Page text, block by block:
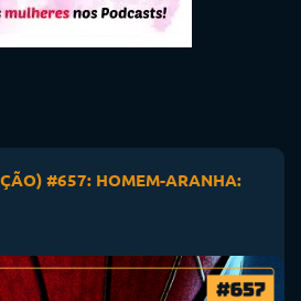
#657: HOMEM-ARANHA: